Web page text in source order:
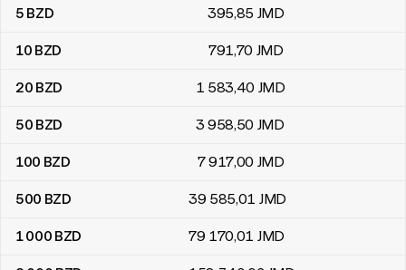
5 BZD 395,85 JMD
10 BZD 791,70 JMD
20 BZD 1 583,40 JMD
50 BZD 3 958,50 JMD
100 BZD 7 917,00 JMD
500 BZD 39 585,01 JMD
1 000 BZD 79 170,01 JMD